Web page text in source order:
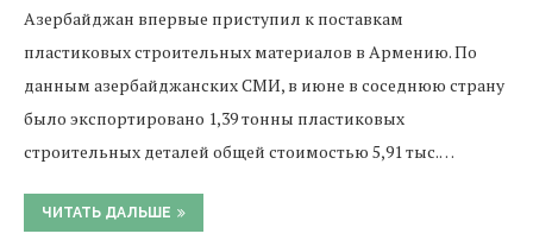
Азербайджан впервые приступил к поставкам
пластиковых строительных материалов в Армению. По
данным азербайджанских СМИ, в июне в соседнюю страну
было экспортировано 1,39 тонны пластиковых
строительных деталей общей стоимостью 5,91 тыс.…
ЧИТАТЬ ДАЛЬШЕ